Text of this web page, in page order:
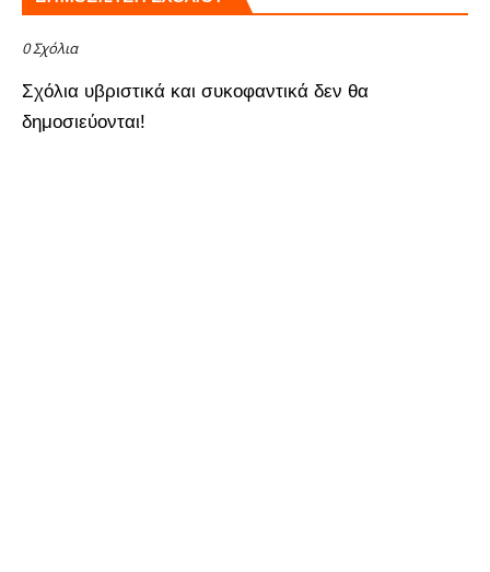
0 Σχόλια
Σχόλια υβριστικά και συκοφαντικά δεν θα
δημοσιεύονται!